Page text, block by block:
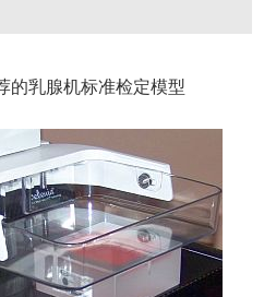
的乳腺机标准检定模型